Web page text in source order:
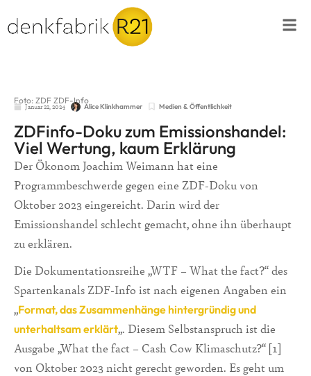
Foto: ZDF ZDF-Info
Januar 22, 2024 Alice Klinkhammer Medien & Öffentlichkeit
ZDFinfo-Doku zum Emissionshandel:
Viel Wertung, kaum Erklärung
Der Ökonom Joachim Weimann hat eine
Programmbeschwerde gegen eine ZDF-Doku von
Oktober 2023 eingereicht. Darin wird der
Emissionshandel schlecht gemacht, ohne ihn überhaupt
zu erklären.
Die Dokumentationsreihe „WTF – What the fact?“ des
Spartenkanals ZDF-Info ist nach eigenen Angaben ein
„Format, das Zusammenhänge hintergründig und
unterhaltsam erklärt„. Diesem Selbstanspruch ist die
Ausgabe „What the fact – Cash Cow Klimaschutz?“ [1]
von Oktober 2023 nicht gerecht geworden. Es geht um